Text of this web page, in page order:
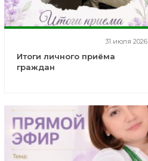
31 июля 2026
Итоги личного приёма
граждан